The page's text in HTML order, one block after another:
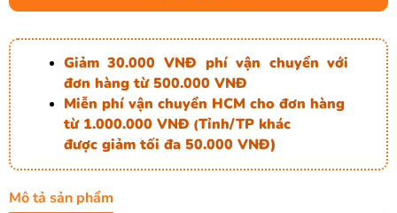
Giảm 30.000 VNĐ phí vận chuyển với
đơn hàng từ 500.000 VNĐ
Miễn phí vận chuyển HCM cho đơn hàng
từ 1.000.000 VNĐ (Tỉnh/TP khác
được giảm tối đa 50.000 VNĐ)
Mô tả sản phẩm